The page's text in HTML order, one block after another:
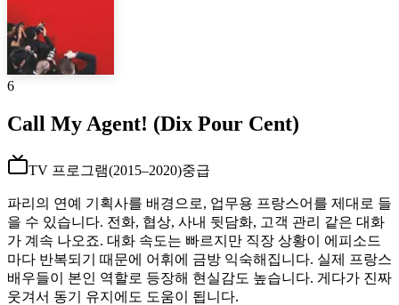
6
Call My Agent! (Dix Pour Cent)
TV 프로그램(2015–2020)중급
파리의 연예 기획사를 배경으로, 업무용 프랑스어를 제대로 들
을 수 있습니다. 전화, 협상, 사내 뒷담화, 고객 관리 같은 대화
가 계속 나오죠. 대화 속도는 빠르지만 직장 상황이 에피소드
마다 반복되기 때문에 어휘에 금방 익숙해집니다. 실제 프랑스
배우들이 본인 역할로 등장해 현실감도 높습니다. 게다가 진짜
웃겨서 동기 유지에도 도움이 됩니다.